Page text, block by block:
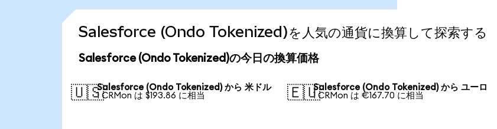
Salesforce (Ondo Tokenized)を人気の通貨に換算して探索する
Salesforce (Ondo Tokenized)の今日の換算価格
🇺🇸Salesforce (Ondo Tokenized) から 米ドル
1 CRMon は $193.86 に相当
🇪🇺Salesforce (Ondo Tokenized) から ユーロ
1 CRMon は €167.70 に相当